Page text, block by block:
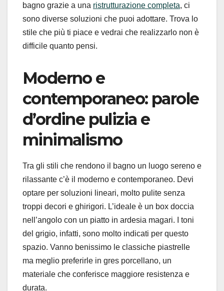
bagno grazie a una ristrutturazione completa, ci
sono diverse soluzioni che puoi adottare. Trova lo
stile che più ti piace e vedrai che realizzarlo non è
difficile quanto pensi.
Moderno e
contemporaneo: parole
d’ordine pulizia e
minimalismo
Tra gli stili che rendono il bagno un luogo sereno e
rilassante c’è il moderno e contemporaneo. Devi
optare per soluzioni lineari, molto pulite senza
troppi decori e ghirigori. L’ideale è un box doccia
nell’angolo con un piatto in ardesia magari. I toni
del grigio, infatti, sono molto indicati per questo
spazio. Vanno benissimo le classiche piastrelle
ma meglio preferirle in gres porcellano, un
materiale che conferisce maggiore resistenza e
durata.